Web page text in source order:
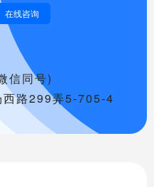
在线咨询
信同号)
西路299弄5-705-4